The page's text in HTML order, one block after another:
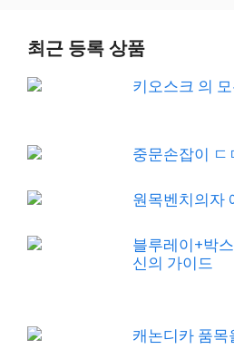
최근 등록 상품
키오스크 의
중문손잡이 ㄷ
원목벤치의자
블루레이+박
신의 가이드
캐논디카 품목